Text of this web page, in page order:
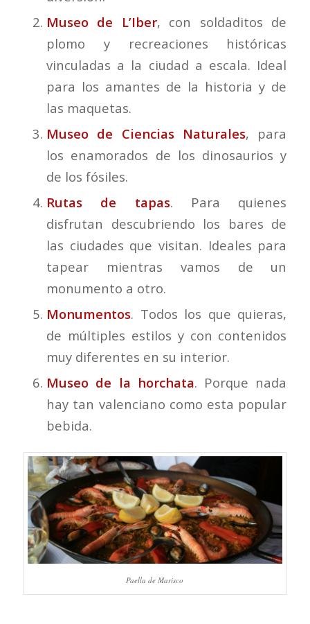
Museo de L’Iber, con soldaditos de
plomo y recreaciones históricas
vinculadas a la ciudad a escala. Ideal
para los amantes de la historia y de
las maquetas.
Museo de Ciencias Naturales, para
los enamorados de los dinosaurios y
de los fósiles.
Rutas de tapas. Para quienes
disfrutan descubriendo los bares de
las ciudades que visitan. Ideales para
tapear mientras vamos de un
monumento a otro.
Monumentos. Todos los que quieras,
de múltiples estilos y con contenidos
muy diferentes en su interior.
Museo de la horchata. Porque nada
hay tan valenciano como esta popular
bebida.
Paella de Marisco